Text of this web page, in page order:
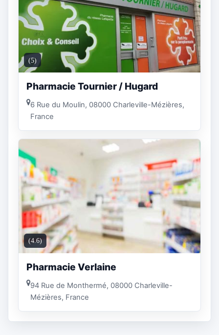
(5)
Pharmacie Tournier / Hugard
6 Rue du Moulin, 08000 Charleville-Mézières,
France
(4.6)
Pharmacie Verlaine
94 Rue de Monthermé, 08000 Charleville-
Mézières, France